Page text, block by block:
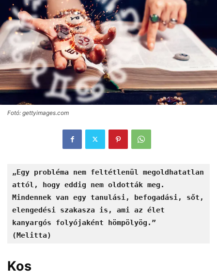
Fotó: gettyimages.com
„Egy probléma nem feltétlenül megoldhatatlan
attól, hogy eddig nem oldották meg.
Mindennek van egy tanulási, befogadási, sőt,
elengedési szakasza is, ami az élet
kanyargós folyójaként hömpölyög.”
Kos